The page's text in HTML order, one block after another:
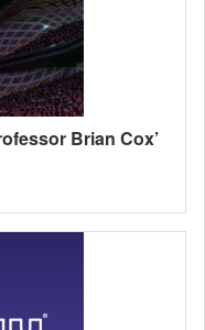
Brian Cox’